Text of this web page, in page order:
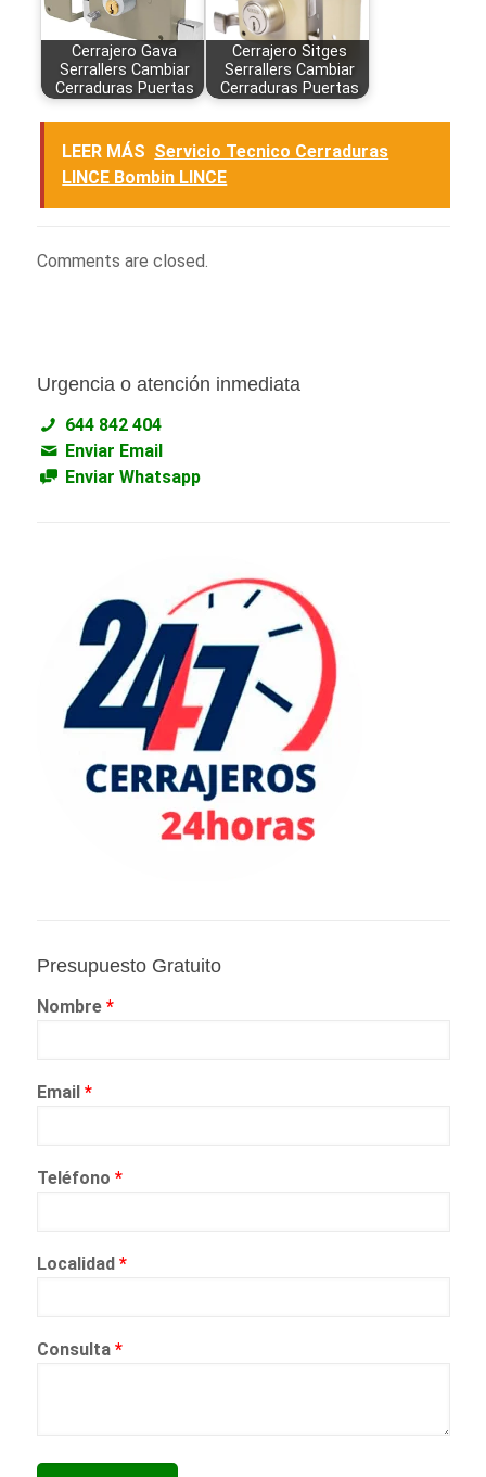
Cerrajero Gava
Serrallers Cambiar
Cerraduras Puertas
Cerrajero Sitges
Serrallers Cambiar
Cerraduras Puertas
LEER MÁS Servicio Tecnico Cerraduras
LINCE Bombin LINCE
Comments are closed.
Urgencia o atención inmediata
644 842 404
Enviar Email
Enviar Whatsapp
Presupuesto Gratuito
Nombre *
Email *
Teléfono *
Localidad *
Consulta *